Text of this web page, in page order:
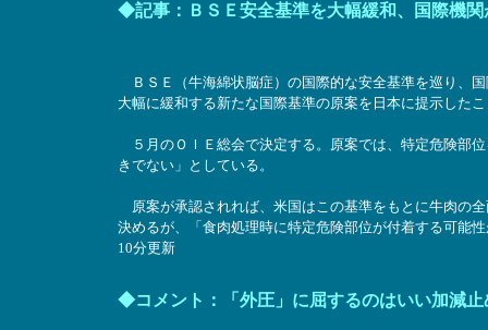
◆記事：ＢＳＥ安全基準を大幅緩和、国際機関
ＢＳＥ（牛海綿状脳症）の国際的な安全基準を巡り、
大幅に緩和する新たな国際基準の原案を日本に提示した
５月のＯＩＥ総会で決定する。原案では、特定危険部
きでない」としている。
原案が承認されれば、米国はこの基準をもとに牛肉の
決めるが、「食肉処理時に特定危険部位が付着する可能
10分更新
◆コメント：「外圧」に屈するのはいい加減止